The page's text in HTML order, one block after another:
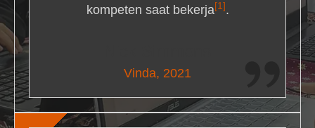
kompeten saat bekerja[1] .
Vinda, 2021